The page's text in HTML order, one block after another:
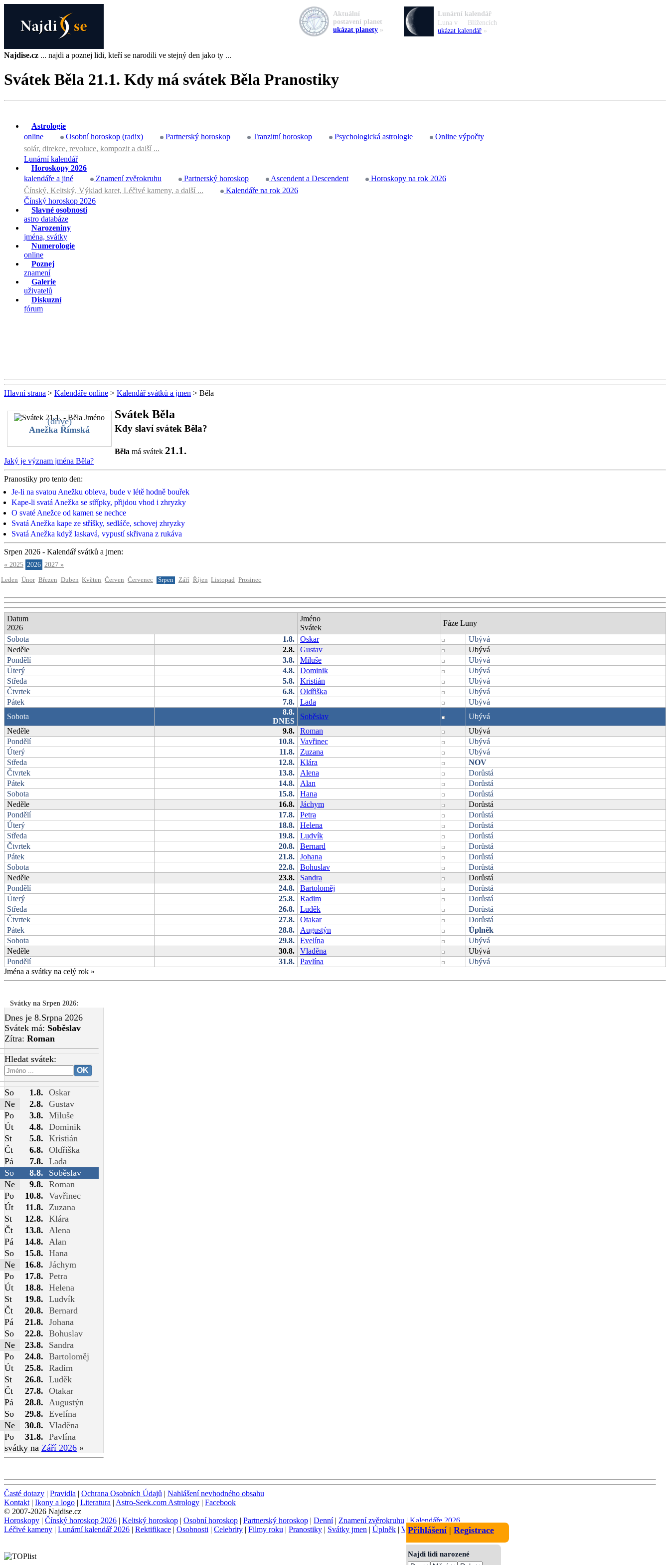
Najdise.cz ... najdi a poznej lidi, kteří se narodili ve stejný den jako ty ...
Svátek Běla 21.1. Kdy má svátek Běla Pranostiky
Astrologie
online
Osobní horoskop (radix) Partnerský horoskop Tranzitní horoskop Psychologická astrologie
Online výpočty
solár, direkce, revoluce, kompozit a další ...
Lunární kalendář
Horoskopy 2026
kalendáře a jiné
Znamení zvěrokruhu Partnerský horoskop Ascendent a Descendent
Horoskopy na rok 2026
Čínský, Keltský, Výklad karet, Léčivé kameny, a další ...
Kalendáře na rok 2026
Čínský horoskop 2026
Slavné osobnosti
astro databáze
Narozeniny
jména, svátky
Numerologie
online
Poznej
znamení
Galerie
uživatelů
Diskuzní
fórum
Hlavní strana > Kalendáře online > Kalendář svátků a jmen > Běla
(dříve)
Anežka Římská
Svátek Běla
Kdy slaví svátek Běla?
Běla má svátek 21.1.
Jaký je význam jména Běla?
Pranostiky pro tento den:
Je-li na svatou Anežku obleva, bude v létě hodně bouřek
Kape-li svatá Anežka se střípky, přijdou vhod i zhryzky
O svaté Anežce od kamen se nechce
Svatá Anežka kape ze stříšky, sedláče, schovej zhryzky
Svatá Anežka když laskavá, vypustí skřivana z rukáva
Srpen 2026 - Kalendář svátků a jmen:
« 2025 2026 2027 »
Leden Únor Březen Duben Květen Červen Červenec Srpen Září Říjen Listopad Prosinec
Datum
2026
Jméno
Svátek
Fáze Luny
Sobota
1.8. Oskar
Ubývá
Neděle
2.8. Gustav
Ubývá
Pondělí
3.8. Miluše
Ubývá
Úterý
4.8. Dominik
Ubývá
Středa
5.8. Kristián
Ubývá
Čtvrtek
6.8. Oldřiška
Ubývá
Pátek
7.8. Lada
Ubývá
Sobota
8.8.
DNES
Soběslav
Ubývá
Neděle
9.8. Roman
Ubývá
Pondělí
10.8. Vavřinec
Ubývá
Úterý
11.8. Zuzana
Ubývá
Středa
12.8. Klára
NOV
Čtvrtek
13.8. Alena
Dorůstá
Pátek
14.8. Alan
Dorůstá
Sobota
15.8. Hana
Dorůstá
Neděle
16.8. Jáchym
Dorůstá
Pondělí
17.8. Petra
Dorůstá
Úterý
18.8. Helena
Dorůstá
Středa
19.8. Ludvík
Dorůstá
Čtvrtek
20.8. Bernard
Dorůstá
Pátek
21.8. Johana
Dorůstá
Sobota
22.8. Bohuslav
Dorůstá
Neděle
23.8. Sandra
Dorůstá
Pondělí
24.8. Bartoloměj
Dorůstá
Úterý
25.8. Radim
Dorůstá
Středa
26.8. Luděk
Dorůstá
Čtvrtek
27.8. Otakar
Dorůstá
Pátek
28.8. Augustýn
Úplněk
Sobota
29.8. Evelína
Ubývá
Neděle
30.8. Vladěna
Ubývá
Pondělí
31.8. Pavlína
Ubývá
Jména a svátky na celý rok »
Svátky na Srpen 2026:
Dnes je 8.Srpna 2026
Svátek má: Soběslav
Zítra: Roman
Hledat svátek:
So 1.8. Oskar
Ne
2.8. Gustav
Po
3.8. Miluše
Út
4.8. Dominik
St
5.8. Kristián
Čt
6.8. Oldřiška
Pá
7.8. Lada
So
8.8.
Soběslav
Ne
9.8. Roman
Po
10.8. Vavřinec
Út
11.8.
Zuzana
St
12.8. Klára
Čt
13.8.
Alena
Pá
14.8.
Alan
So
15.8. Hana
Ne
16.8. Jáchym
Po
17.8. Petra
Út
18.8. Helena
St
19.8. Ludvík
Čt
20.8. Bernard
Pá
21.8. Johana
So
22.8. Bohuslav
Ne
23.8.
Sandra
Po
24.8. Bartoloměj
Út
25.8. Radim
St
26.8. Luděk
Čt
27.8. Otakar
Pá
28.8.
Augustýn
So
29.8. Evelína
Ne
30.8. Vladěna
Po
31.8. Pavlína
svátky na Září 2026 »
Aktuální
postavení planet
ukázat planety »
Lunární kalendář
Luna v
Blížencích
ukázat kalendář »
Přihlášení| Registrace
Najdi lidi narozené
Časté dotazy | Pravidla | Ochrana Osobních Údajů | Nahlášení nevhodného obsahu
Kontakt | Ikony a logo | Literatura | Astro-Seek.com Astrology | Facebook
© 2007-2026 Najdise.cz
Horoskopy | Čínský horoskop 2026 | Keltský horoskop | Osobní horoskop | Partnerský horoskop | Denní| Znamení zvěrokruhu | Kalendáře 2026
Léčivé kameny | Lunární kalendář 2026 | Rektifikace | Osobnosti | Celebrity | Filmy roku | Pranostiky | Svátky jmen | Úplněk | Význam jmen